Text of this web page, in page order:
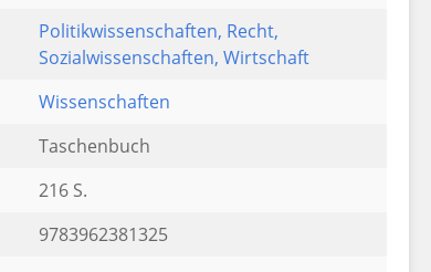
Politikwissenschaften, Recht,
Sozialwissenschaften, Wirtschaft
Wissenschaften
Taschenbuch
216 S.
9783962381325